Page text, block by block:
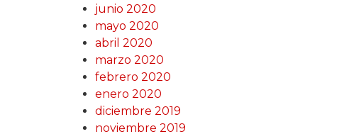
junio 2020
mayo 2020
abril 2020
marzo 2020
febrero 2020
enero 2020
diciembre 2019
noviembre 2019